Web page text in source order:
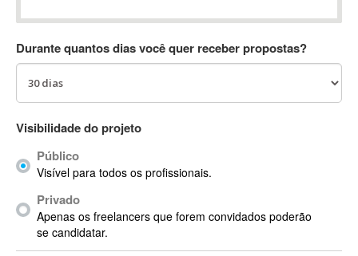
ACDSee
ACPI
Acrobat
Acrobat X
Acronis
Actian
ActionScript
ActionScript 3
Active Directory
Durante quantos dias você quer receber propostas?
Visibilidade do projeto
Público
Visível para todos os profissionais.
Privado
Apenas os freelancers que forem convidados poderão
se candidatar.